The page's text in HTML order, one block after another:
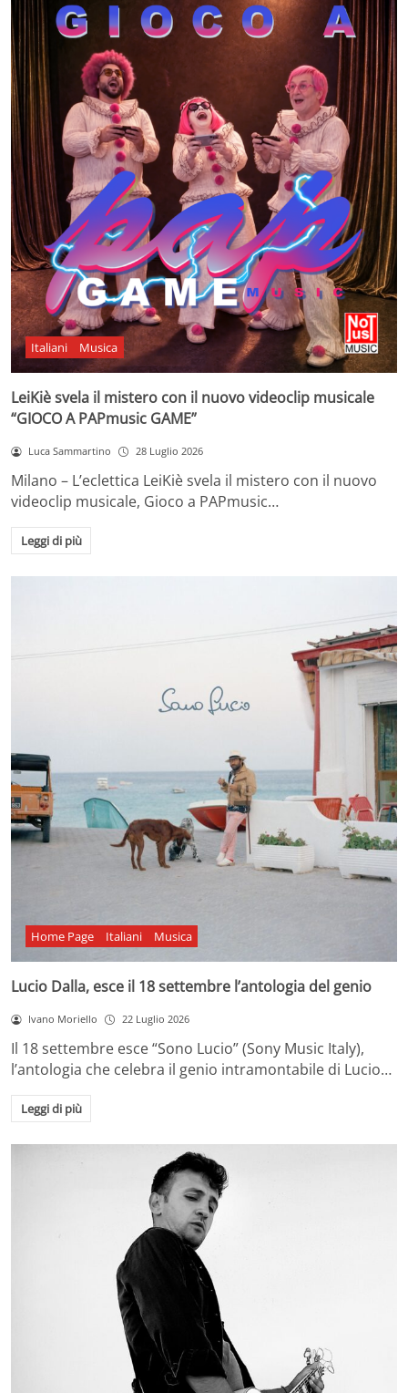
Italiani Musica
LeiKiè svela il mistero con il nuovo videoclip musicale
“GIOCO A PAPmusic GAME”
Luca Sammartino 28 Luglio 2026
Milano – L’eclettica LeiKiè svela il mistero con il nuovo
videoclip musicale, Gioco a PAPmusic…
Leggi di più
Home Page Italiani Musica
Lucio Dalla, esce il 18 settembre l’antologia del genio
Ivano Moriello 22 Luglio 2026
Il 18 settembre esce “Sono Lucio” (Sony Music Italy),
l’antologia che celebra il genio intramontabile di Lucio…
Leggi di più